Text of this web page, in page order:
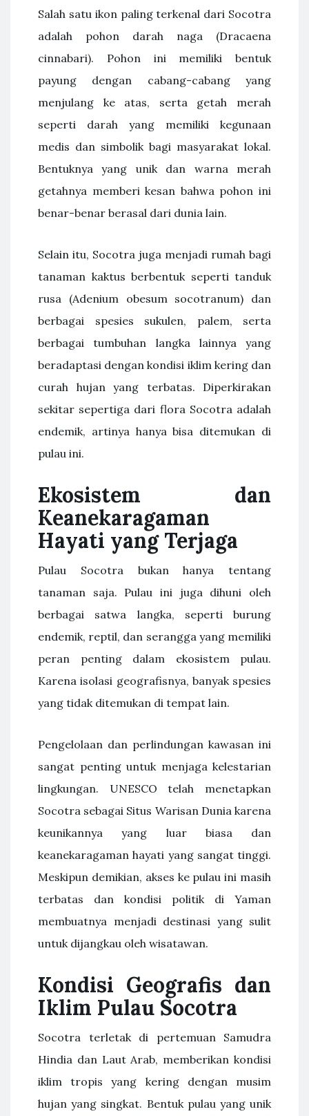
Salah satu ikon paling terkenal dari Socotra
adalah pohon darah naga (Dracaena
cinnabari). Pohon ini memiliki bentuk
payung dengan cabang-cabang yang
menjulang ke atas, serta getah merah
seperti darah yang memiliki kegunaan
medis dan simbolik bagi masyarakat lokal.
Bentuknya yang unik dan warna merah
getahnya memberi kesan bahwa pohon ini
benar-benar berasal dari dunia lain.
Selain itu, Socotra juga menjadi rumah bagi
tanaman kaktus berbentuk seperti tanduk
rusa (Adenium obesum socotranum) dan
berbagai spesies sukulen, palem, serta
berbagai tumbuhan langka lainnya yang
beradaptasi dengan kondisi iklim kering dan
curah hujan yang terbatas. Diperkirakan
sekitar sepertiga dari flora Socotra adalah
endemik, artinya hanya bisa ditemukan di
pulau ini.
Ekosistem dan
Keanekaragaman
Hayati yang Terjaga
Pulau Socotra bukan hanya tentang
tanaman saja. Pulau ini juga dihuni oleh
berbagai satwa langka, seperti burung
endemik, reptil, dan serangga yang memiliki
peran penting dalam ekosistem pulau.
Karena isolasi geografisnya, banyak spesies
yang tidak ditemukan di tempat lain.
Pengelolaan dan perlindungan kawasan ini
sangat penting untuk menjaga kelestarian
lingkungan. UNESCO telah menetapkan
Socotra sebagai Situs Warisan Dunia karena
keunikannya yang luar biasa dan
keanekaragaman hayati yang sangat tinggi.
Meskipun demikian, akses ke pulau ini masih
terbatas dan kondisi politik di Yaman
membuatnya menjadi destinasi yang sulit
untuk dijangkau oleh wisatawan.
Kondisi Geografis dan
Iklim Pulau Socotra
Socotra terletak di pertemuan Samudra
Hindia dan Laut Arab, memberikan kondisi
iklim tropis yang kering dengan musim
hujan yang singkat. Bentuk pulau yang unik